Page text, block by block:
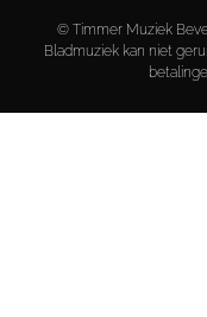
© Timmer Muziek
Bladmuziek kan niet